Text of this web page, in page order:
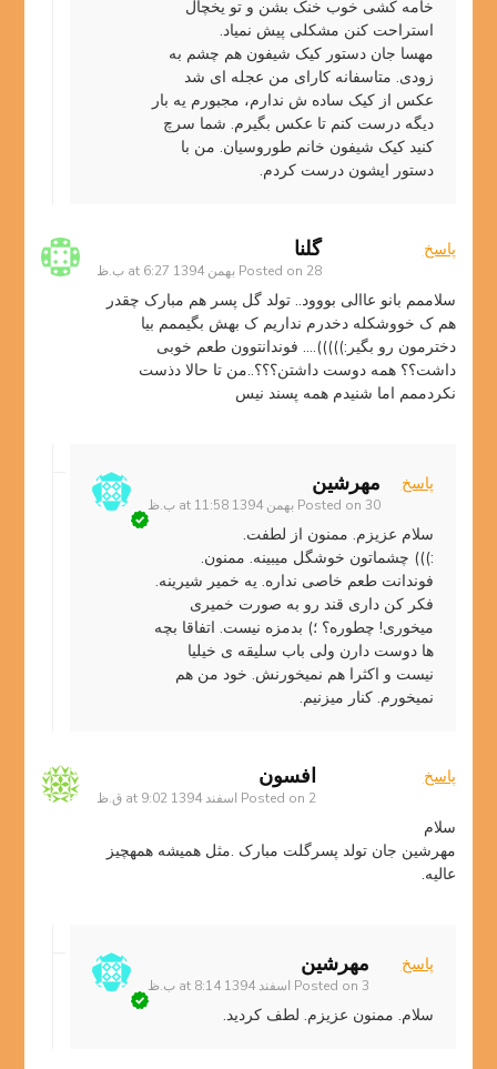
خامه کشی خوب خنک بشن و تو یخچال
استراحت کنن مشکلی پیش نمیاد.
مهسا جان دستور کیک شیفون هم چشم به
زودی. متاسفانه کارای من عجله ای شد
عکس از کیک ساده ش ندارم، مجبورم یه بار
دیگه درست کنم تا عکس بگیرم. شما سرچ
کنید کیک شیفون خانم طوروسیان. من با
دستور ایشون درست کردم.
گلنا
Posted on 28 بهمن 1394 at 6:27 ب.ظ
پاسخ
سلاممم بانو عاالی بووود.. تولد گل پسر هم مبارک چقدر
هم ک خووشکله دخدرم نداریم ک بهش بگیممم بیا
دخترمون رو بگیر:)))))…. فوندانتوون طعم خوبی
داشت؟؟ همه دوست داشتن؟؟؟..من تا حالا دذست
نکردممم اما شنیدم همه پسند نیس
مهرشین
Posted on 30 بهمن 1394 at 11:58 ب.ظ
پاسخ
سلام عزیزم. ممنون از لطفت.
:))) چشماتون خوشگل میبینه. ممنون.
فوندانت طعم خاصی نداره. یه خمیر شیرینه.
فکر کن داری قند رو به صورت خمیری
میخوری! چطوره؟ ؛) بدمزه نیست. اتفاقا بچه
ها دوست دارن ولی باب سلیقه ی خیلیا
نیست و اکثرا هم نمیخورنش. خود من هم
نمیخورم. کنار میزنیم.
افسون
Posted on 2 اسفند 1394 at 9:02 ق.ظ
پاسخ
سلام
مهرشین جان تولد پسرگلت مبارک .مثل همیشه همهچیز
عالیه.
مهرشین
Posted on 3 اسفند 1394 at 8:14 ب.ظ
پاسخ
سلام. ممنون عزیزم. لطف کردید.